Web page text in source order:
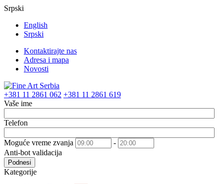
Srpski
English
Srpski
Kontaktirajte nas
Adresa i mapa
Novosti
+381 11 2861 062 +381 11 2861 619
Vaše ime
Telefon
Moguće vreme zvanja
-
Anti-bot validacija
Podnesi
Kategorije